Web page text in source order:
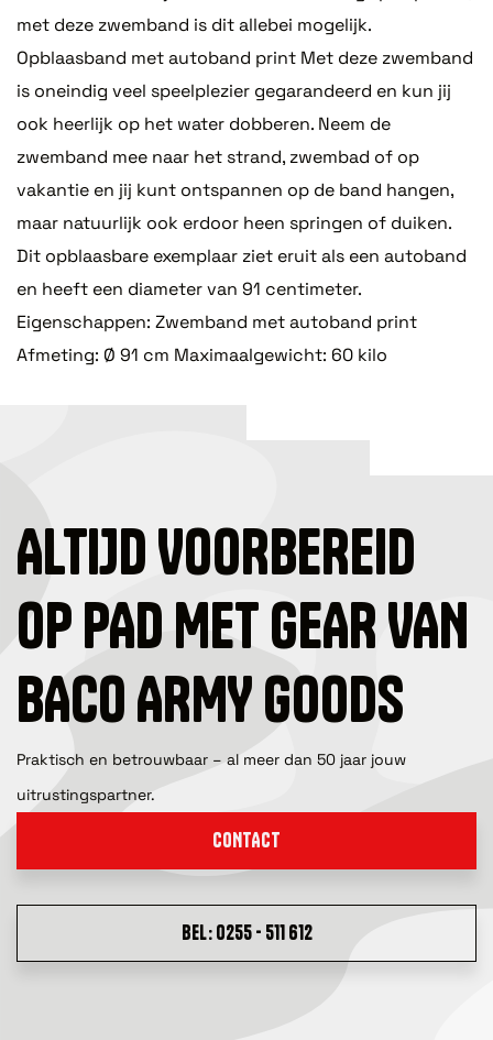
met deze zwemband is dit allebei mogelijk.
Opblaasband met autoband print Met deze zwemband
is oneindig veel speelplezier gegarandeerd en kun jij
ook heerlijk op het water dobberen. Neem de
zwemband mee naar het strand, zwembad of op
vakantie en jij kunt ontspannen op de band hangen,
maar natuurlijk ook erdoor heen springen of duiken.
Dit opblaasbare exemplaar ziet eruit als een autoband
en heeft een diameter van 91 centimeter.
Eigenschappen: Zwemband met autoband print
Afmeting: Ø 91 cm Maximaalgewicht: 60 kilo
ALTIJD VOORBEREID
OP PAD MET GEAR VAN
BACO ARMY GOODS
Praktisch en betrouwbaar – al meer dan 50 jaar jouw
uitrustingspartner.
CONTACT
BEL: 0255 - 511 612